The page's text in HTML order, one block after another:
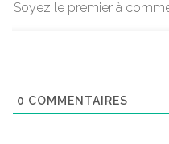
0 COMMENTAIRES